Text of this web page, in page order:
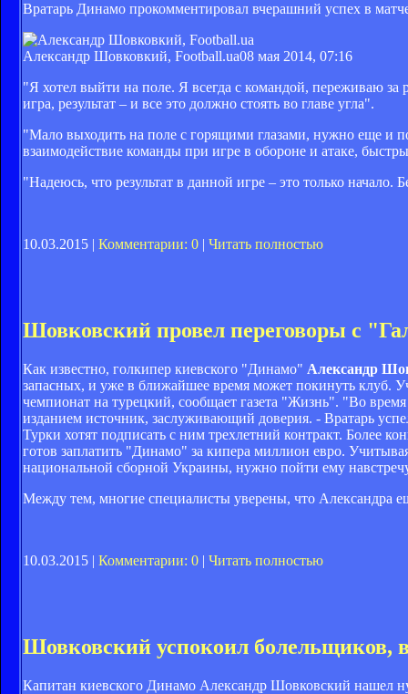
Вратарь Динамо прокомментировал вчерашний успех в
Александр Шовковкий, Football.ua08 мая 2014, 07:16
"Я хотел выйти на поле. Я всегда с командой, переживаю за
игра, результат – и все это должно стоять во главе угла".
"Мало выходить на поле с горящими глазами, нужно еще и
взаимодействие команды при игре в обороне и атаке,
"Надеюсь, что результат в данной игре – это только
10.03.2015 | Комментарии: 0 | Читать полностью
Шовковский провел переговоры с
Как известно, голкипер киевского "Динамо" Александр
запасных, и уже в ближайшее время может покинуть клуб.
чемпионат на турецкий, сообщает газета "Жизнь". "Во
изданием источник, заслуживающий доверия. - Вратарь
Турки хотят подписать с ним трехлетний контракт. Более
готов заплатить "Динамо" за кипера миллион евро.
национальной сборной Украины, нужно пойти ему
Между тем, многие специалисты уверены, что Александра
10.03.2015 | Комментарии: 0 | Читать полностью
Шовковский успокоил болельщиков,
Капитан киевского Динамо Александр Шовковский нашел